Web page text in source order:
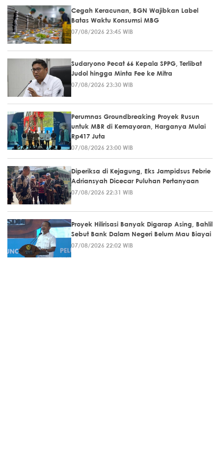
Cegah Keracunan, BGN Wajibkan Label
Batas Waktu Konsumsi MBG
07/08/2026 23:45 WIB
Sudaryono Pecat 66 Kepala SPPG, Terlibat
Judol hingga Minta Fee ke Mitra
07/08/2026 23:30 WIB
Perumnas Groundbreaking Proyek Rusun
untuk MBR di Kemayoran, Harganya Mulai
Rp417 Juta
07/08/2026 23:00 WIB
Diperiksa di Kejagung, Eks Jampidsus Febrie
Adriansyah Dicecar Puluhan Pertanyaan
07/08/2026 22:31 WIB
Proyek Hilirisasi Banyak Digarap Asing, Bahlil
Sebut Bank Dalam Negeri Belum Mau Biayai
07/08/2026 22:02 WIB